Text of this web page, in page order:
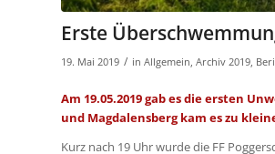
Erste
19. Mai 2019 / in Allgemein Archiv 2019
Am 19.05.2019 gab es die ersten
und Magdalensberg kam es zu
Kurz nach 19 Uhr wurde die FF